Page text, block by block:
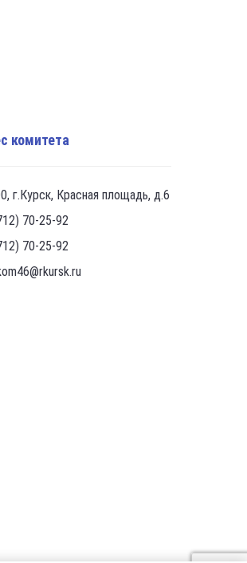
комитета
г.Курск, Красная площадь, д.6
70-25-92
70-25-92